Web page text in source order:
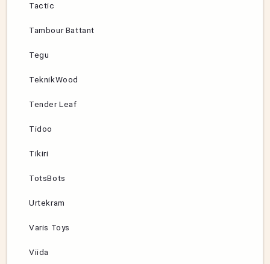
Tactic
Tambour Battant
Tegu
TeknikWood
Tender Leaf
Tidoo
Tikiri
TotsBots
Urtekram
Varis Toys
Viida